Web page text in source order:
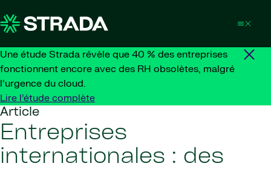
Une étude Strada révèle que 40 % des entreprises
fonctionnent encore avec des RH obsolètes, malgré
l’urgence du cloud.
Lire l’étude complète
Article
Entreprises
internationales : des